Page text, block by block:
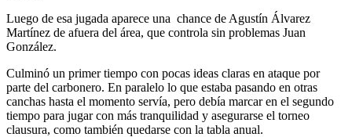
Luego de esa jugada aparece una chance de Agustín Álvarez
Martínez de afuera del área, que controla sin problemas Juan
González.
Culminó un primer tiempo con pocas ideas claras en ataque por
parte del carbonero. En paralelo lo que estaba pasando en otras
canchas hasta el momento servía, pero debía marcar en el segundo
tiempo para jugar con más tranquilidad y asegurarse el torneo
clausura, como también quedarse con la tabla anual.